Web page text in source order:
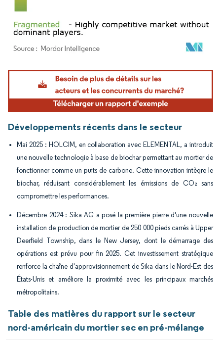
Image © Mordor Intelligence. La réutilisation nécessite une attribution sous CC BY
Développements récents dans le secteur
Mai 2025 : HOLCIM, en collaboration avec ELEMENTAL, a introduit
une nouvelle technologie à base de biochar permettant au mortier de
fonctionner comme un puits de carbone. Cette innovation intègre le
biochar, réduisant considérablement les émissions de CO₂ sans
compromettre les performances.
Décembre 2024 : Sika AG a posé la première pierre d'une nouvelle
installation de production de mortier de 250 000 pieds carrés à Upper
Deerfield Township, dans le New Jersey, dont le démarrage des
opérations est prévu pour fin 2025. Cet investissement stratégique
renforce la chaîne d'approvisionnement de Sika dans le Nord-Est des
États-Unis et améliore la proximité avec les principaux marchés
métropolitains.
Table des matières du rapport sur le secteur
nord-américain du mortier sec en pré-mélange